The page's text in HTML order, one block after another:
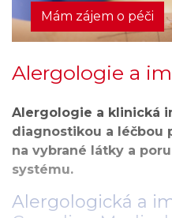
Mám zájem o péči
Alergologie a
Alergologie a klinická
diagnostikou a léčbou
na vybrané látky a
systému.
Alergologická a